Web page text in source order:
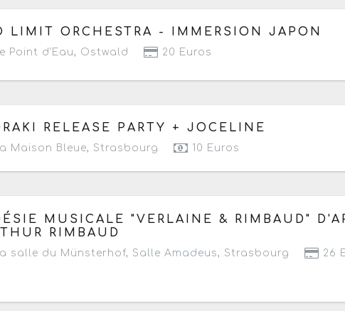
28 mars 2026 de 20h à 21h15
LIMIT ORCHESTRA - IMMERSION JAPON
Point d'Eau, Ostwald 20 Euros
21 mars 2026 de 19h30 à 00h
RELEASE PARTY + JOCELINE
Maison Bleue, Strasbourg 10 Euros
20 mars 2026 de 20h à 21h30
MUSICALE "VERLAINE & RIMBAUD"
RIMBAUD
salle du Münsterhof, Salle Amadeus, Strasbourg 26